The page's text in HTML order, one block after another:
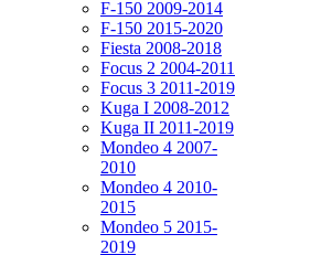
F-150 2009-2014
F-150 2015-2020
Fiesta 2008-2018
Focus 2 2004-2011
Focus 3 2011-2019
Kuga I 2008-2012
Kuga II 2011-2019
Mondeo 4 2007-
2010
Mondeo 4 2010-
2015
Mondeo 5 2015-
2019